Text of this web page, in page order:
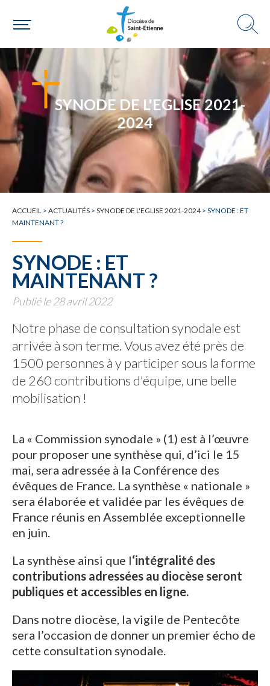
SYNODE DE L'EGLISE 2021-
2024
ACCUEIL > ACTUALITÉS > SYNODE DE L'EGLISE 2021-2024> SYNODE : ET
MAINTENANT ?
SYNODE : ET
MAINTENANT ?
Publié le 28 avril 2022
Notre phase de consultation synodale est
arrivée à son terme. Vous avez été près de
1500 personnes à y participer sous la forme
de 260 contributions d'équipe, une belle
mobilisation !
La « Commission synodale » (1) est à l’œuvre
pour proposer une synthèse qui, d’ici le 15
mai, sera adressée à la Conférence des
évêques de France. La synthèse « nationale »
sera élaborée et validée par les évêques de
France réunis en Assemblée exceptionnelle
en juin.
La synthèse ainsi que l‘intégralité des
contributions adressées au diocèse seront
publiques et accessibles en ligne.
Dans notre diocèse, la vigile de Pentecôte
sera l’occasion de donner un premier écho de
cette consultation synodale.